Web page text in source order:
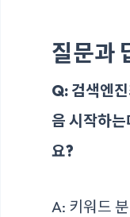
질문과
Q: 검색엔
음 시작하
요?
A: 키워드